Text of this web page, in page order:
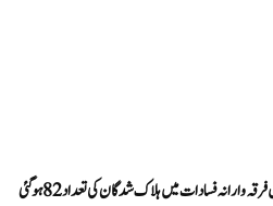
وارانہ فسادات میں ہلاک شدگان کی تعداد 82 ہوگئی